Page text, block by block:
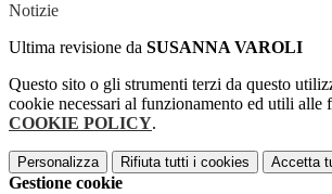
Notizie
Ultima revisione da SUSANNA VAROLI
Questo sito o gli strumenti terzi da questo
cookie necessari al funzionamento ed utili alle
COOKIE POLICY.
Personalizza Rifiuta tutti i cookies Accetta
Gestione cookie